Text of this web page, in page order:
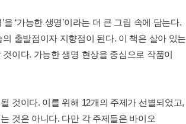
‘가능한 생명’이라는 더 큰 그림 속에 담는다.
출발점이자 지향점이 된다. 이 책은 살아 있는
이다. 가능한 생명 현상을 중심으로 작품이
것이다. 이를 위해 12개의 주제가 선별되었고,
것은 아니다. 다만 각 주제들은 바이오